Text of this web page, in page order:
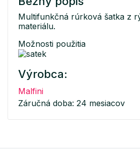
Multifunkčná rúrková šatka z
materiálu.
Možnosti použitia
Výrobca:
Malfini
Záručná doba: 24 mesiacov